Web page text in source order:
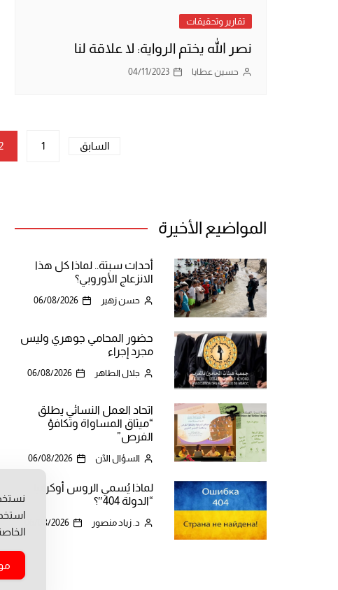
تقارير وتحقيقات
نصر الله يختم الرواية: لا علاقة لنا
حسين عطايا 04/11/2023
السابق 1
المواضيع الأخيرة
أحداث سبتة.. لماذا كل هذا
الانزعاج الأوروبي؟
حسن زهير 06/08/2026
حضور المحامي جوهري وليس
مجرد إجراء
جلال الطاهر 06/08/2026
اتحاد العمل النسائي يطلق
“ميثاق المساواة وتكافؤ
الفرص”
السؤال الآن 06/08/2026
لماذا يُسمي الروس أوكرانيا
“الدولة 404″؟
د. زياد منصور 06/08/2026